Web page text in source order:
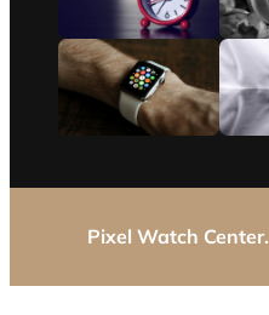
Pixel Watch Center.